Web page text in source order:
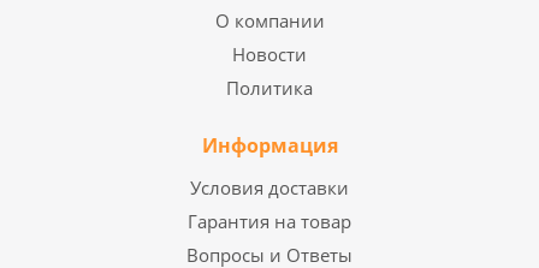
О компании
Новости
Политика
Информация
Условия доставки
Гарантия на товар
Вопросы и Ответы